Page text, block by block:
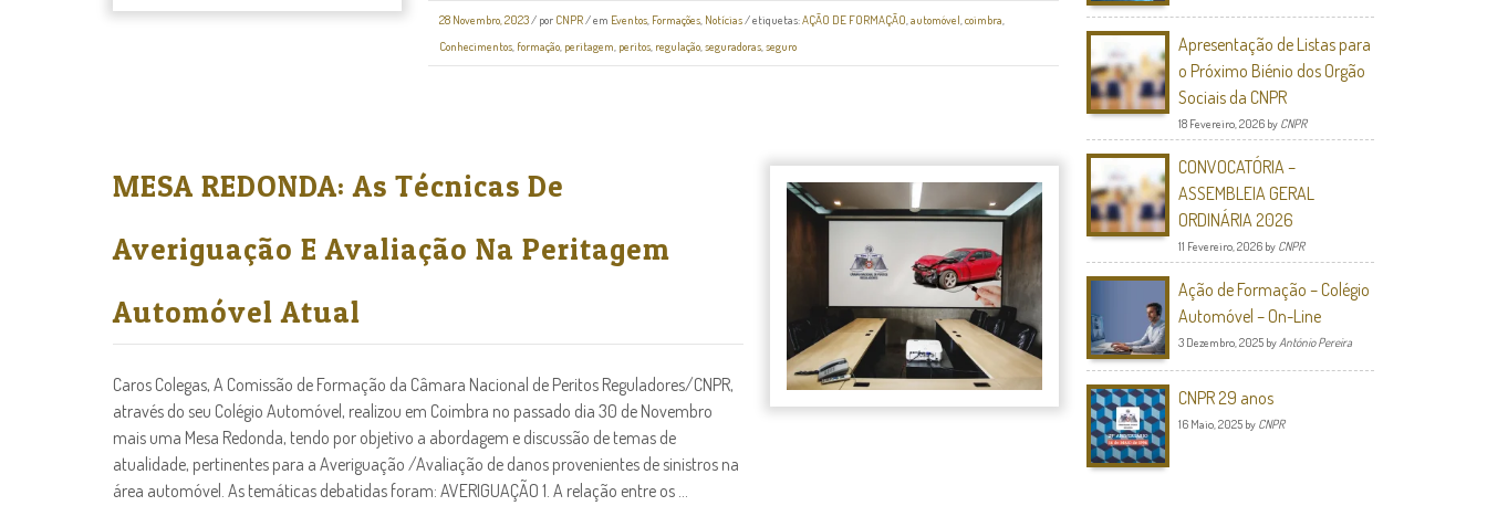
28 Novembro, 2023/ por CNPR/ em Eventos, Formações, Notícias/ etiquetas:AÇÃO DE FORMAÇÃO,automóvel,coimbra,
Conhecimentos, formação, peritagem, peritos, regulação,seguradoras,seguro
MESA REDONDA: As Técnicas De
Averiguação E Avaliação Na Peritagem
Automóvel Atual
Caros Colegas, A Comissão de Formação da Câmara Nacional de Peritos Reguladores/CNPR,
através do seu Colégio Automóvel, realizou em Coimbra no passado dia 30 de Novembro
mais uma Mesa Redonda, tendo por objetivo a abordagem e discussão de temas de
atualidade, pertinentes para a Averiguação /Avaliação de danos provenientes de sinistros na
área automóvel. As temáticas debatidas foram: AVERIGUAÇÃO 1. A relação entre os ...
Apresentação de Listas para
o Próximo Biénio dos Orgão
Sociais da CNPR
18 Fevereiro, 2026 by CNPR
CONVOCATÓRIA –
ASSEMBLEIA GERAL
ORDINÁRIA 2026
11 Fevereiro, 2026 by CNPR
Ação de Formação – Colégio
Automóvel – On-Line
3 Dezembro, 2025 byAntónio Pereira
CNPR 29 anos
16 Maio, 2025 by CNPR